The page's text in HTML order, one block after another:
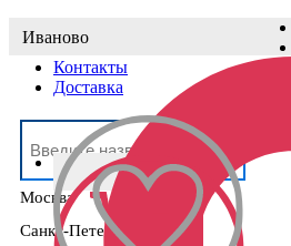
Выберите населённый
Москва
Санкт-Петербург
Иваново
Контакты
Доставка